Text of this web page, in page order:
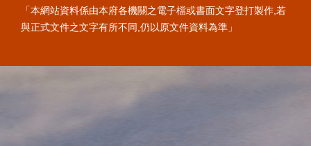
「本網站資料係由本府各機關之電子檔或書面文字登打製作,若
與正式文件之文字有所不同,仍以原文件資料為準」